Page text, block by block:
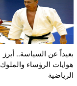
بعيداً عن السياسة.. أبرز
هوايات الرؤساء والملوك
الرياضية